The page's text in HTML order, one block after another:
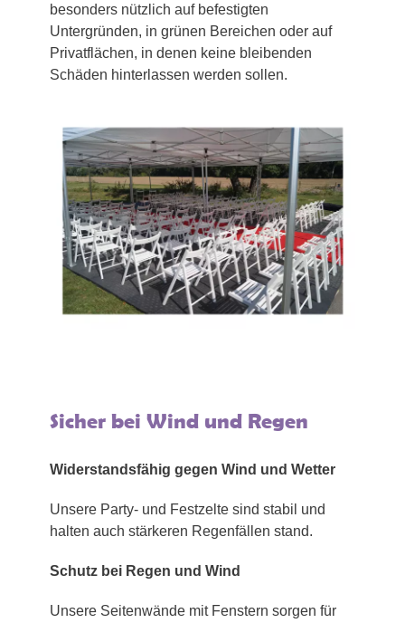
besonders nützlich auf befestigten
Untergründen, in grünen Bereichen oder auf
Privatflächen, in denen keine bleibenden
Schäden hinterlassen werden sollen.
Sicher bei Wind und Regen
Widerstandsfähig gegen Wind und Wetter
Unsere Party- und Festzelte sind stabil und
halten auch stärkeren Regenfällen stand.
Schutz bei Regen und Wind
Unsere Seitenwände mit Fenstern sorgen für